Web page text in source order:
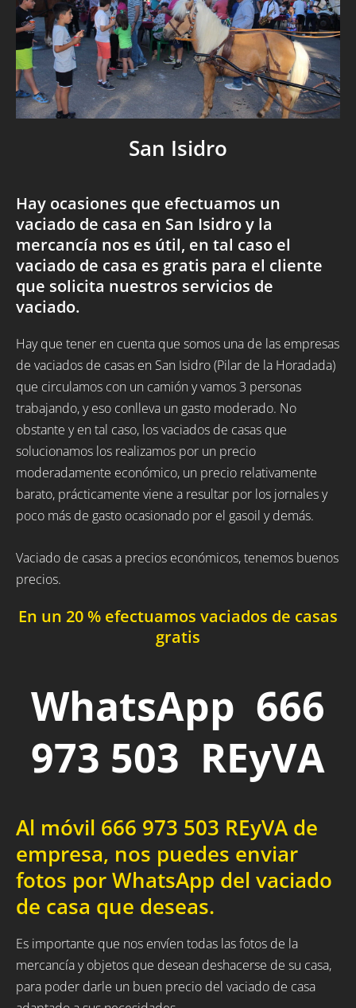
San Isidro
Hay ocasiones que efectuamos un
vaciado de casa en San Isidro y la
mercancía nos es útil, en tal caso el
vaciado de casa es gratis para el cliente
que solicita nuestros servicios de
vaciado.
Hay que tener en cuenta que somos una de las empresas
de vaciados de casas en San Isidro (Pilar de la Horadada)
que circulamos con un camión y vamos 3 personas
trabajando, y eso conlleva un gasto moderado. No
obstante y en tal caso, los vaciados de casas que
solucionamos los realizamos por un precio
moderadamente económico, un precio relativamente
barato, prácticamente viene a resultar por los jornales y
poco más de gasto ocasionado por el gasoil y demás.
Vaciado de casas a precios económicos, tenemos buenos
precios.
En un 20 % efectuamos vaciados de casas
gratis
WhatsApp 666
973 503 REyVA
Al móvil 666 973 503 REyVA de
empresa, nos puedes enviar
fotos por WhatsApp del vaciado
de casa que deseas.
Es importante que nos envíen todas las fotos de la
mercancía y objetos que desean deshacerse de su casa,
para poder darle un buen precio del vaciado de casa